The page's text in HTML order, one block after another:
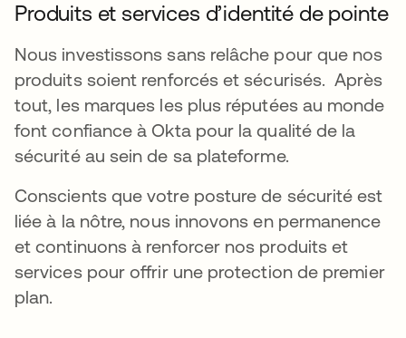
Produits et services d’identité de pointe
Nous investissons sans relâche pour que nos
produits soient renforcés et sécurisés. Après
tout, les marques les plus réputées au monde
font confiance à Okta pour la qualité de la
sécurité au sein de sa plateforme.
Conscients que votre posture de sécurité est
liée à la nôtre, nous innovons en permanence
et continuons à renforcer nos produits et
services pour offrir une protection de premier
plan.